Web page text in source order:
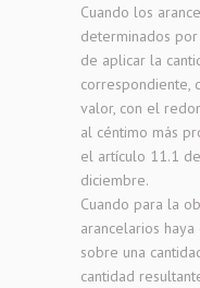
Cuando los
determinados
de aplicar la
correspondiente,
valor, con el
al céntimo más
el artículo 11.1
diciembre.
Cuando para la
arancelarios
sobre una
cantidad